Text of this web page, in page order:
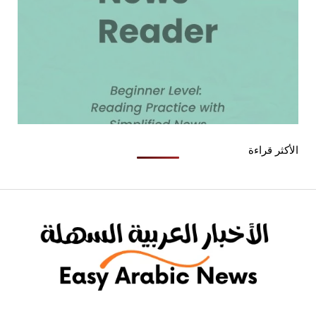
الأكثر قراءة